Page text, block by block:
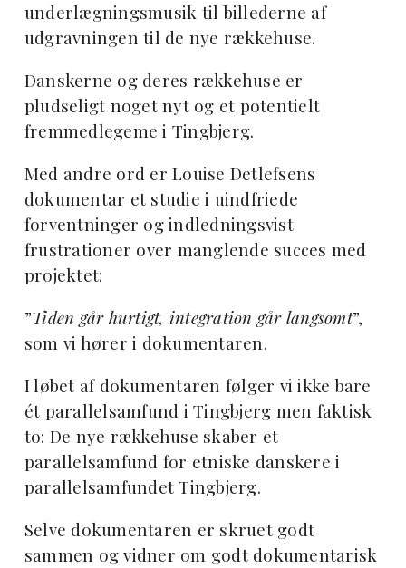
underlægningsmusik til billederne af
udgravningen til de nye rækkehuse.
Danskerne og deres rækkehuse er
pludseligt noget nyt og et potentielt
fremmedlegeme i Tingbjerg.
Med andre ord er Louise Detlefsens
dokumentar et studie i uindfriede
forventninger og indledningsvist
frustrationer over manglende succes med
projektet:
”Tiden går hurtigt, integration går langsomt”,
som vi hører i dokumentaren.
I løbet af dokumentaren følger vi ikke bare
ét parallelsamfund i Tingbjerg men faktisk
to: De nye rækkehuse skaber et
parallelsamfund for etniske danskere i
parallelsamfundet Tingbjerg.
Selve dokumentaren er skruet godt
sammen og vidner om godt dokumentarisk